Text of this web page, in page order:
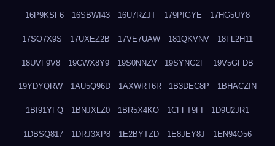
16P9KSF6 16SBWI43 16U7RZJT 179PIGYE 17HG5UY8
17SO7X9S 17UXEZ2B 17VE7UAW 181QKVNV 18FL2H11
18UVF9V8 19CWX8Y9 19S0NNZV 19SYNG2F 19V5GFDB
19YDYQRW 1AU5Q96D 1AXWRT6R 1B3DEC8P 1BHACZIN
1BI91YFQ 1BNJXLZ0 1BR5X4KO 1CFFT9FI 1D9U2JR1
1DBSQ817 1DRJ3XP8 1E2BYTZD 1E8JEY8J 1EN94O56